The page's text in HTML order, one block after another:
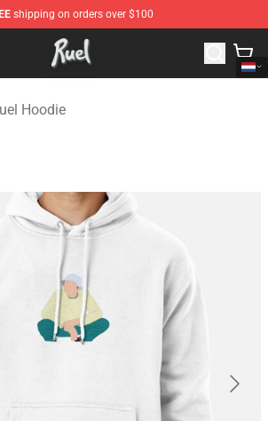
shipping on orders over $100
Ruel Merchandise Shop
Hoodie